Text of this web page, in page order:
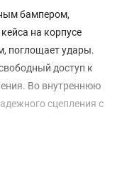
бампером,
на корпусе
поглощает удары.
доступ к
Во внутреннюю
сцепления с